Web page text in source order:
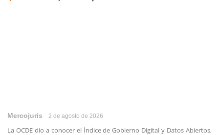
Mercojuris 2 de agosto de 2026
La OCDE dio a conocer el Índice de Gobierno Digital y Datos Abiertos,